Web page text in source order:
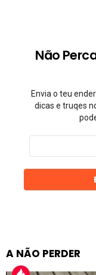
Não
Envia o teu
dicas e truqes
Endereço
email
A NÃO PERDER